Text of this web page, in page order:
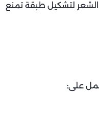
لتشكيل طبقة تمنع
على: